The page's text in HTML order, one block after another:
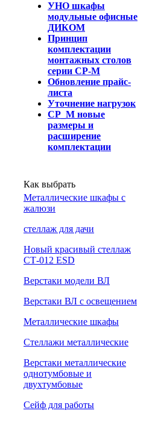
УНО шкафы
модульные офисные
ДИКОМ
Принцип
комплектации
монтажных столов
серии СР-М
Обновление прайс-
листа
Уточнение нагрузок
СР_М новые
размеры и
расширение
комплектации
Как выбрать
Металлические шкафы с
жалюзи
cтеллаж для дачи
Новый красивый стеллаж
СТ-012 ESD
Верстаки модели ВЛ
Верстаки ВЛ с освещением
Металлические шкафы
Стеллажи металлические
Верстаки металлические
однотумбовые и
двухтумбовые
Сейф для работы